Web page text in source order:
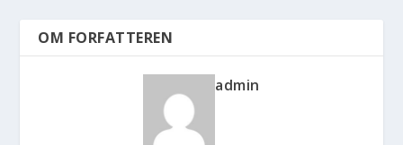
OM FORFATTEREN
admin